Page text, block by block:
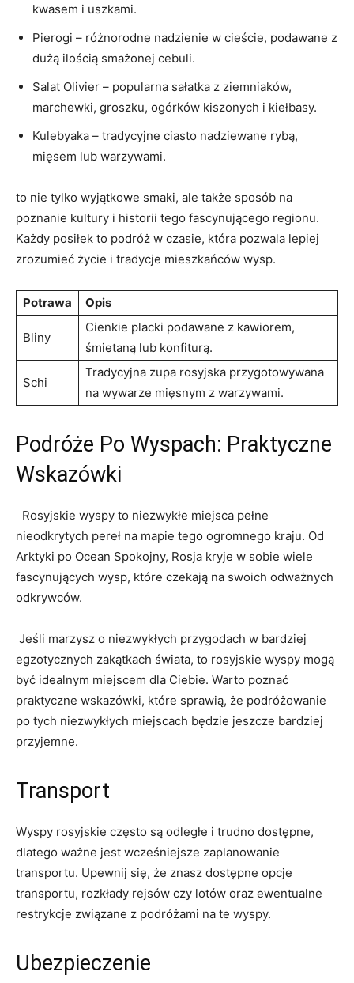
kwasem‌ i uszkami.
Pierogi – ‌różnorodne ‌nadzienie w cieście, podawane z
dużą ilością smażonej⁢ cebuli.
Salat Olivier – popularna sałatka z⁤ ziemniaków,
⁤marchewki, groszku, ogórków kiszonych i kiełbasy.
Kulebyaka – tradycyjne ciasto nadziewane rybą,
mięsem lub warzywami.
to nie tylko wyjątkowe⁤ smaki, ale także sposób na
poznanie kultury i historii tego fascynującego regionu.‌
Każdy posiłek to podróż w czasie, która pozwala ⁢lepiej​
zrozumieć życie i tradycje‍ mieszkańców ​wysp.
Potrawa Opis
Bliny
Cienkie placki podawane z ‌kawiorem,
‌śmietaną lub konfiturą.
Schi
Tradycyjna zupa rosyjska przygotowywana
na ‌wywarze​ mięsnym z warzywami.
Podróże‌ Po Wyspach: Praktyczne
Wskazówki
‌ ‌ Rosyjskie wyspy⁢ to niezwykłe ⁢miejsca pełne
nieodkrytych pereł na mapie‍ tego ogromnego kraju. Od ​
Arktyki⁤ po Ocean Spokojny, Rosja‌ kryje w sobie wiele
fascynujących wysp, które czekają⁣ na swoich odważnych
odkrywców.
⁤ Jeśli⁢ marzysz o niezwykłych przygodach w bardziej
egzotycznych‍ zakątkach świata, to rosyjskie ‌wyspy mogą
być idealnym miejscem dla ‍Ciebie.⁢ Warto poznać
praktyczne wskazówki, ‌które sprawią, że‍ podróżowanie
po tych niezwykłych⁣ miejscach będzie⁢ jeszcze ⁤bardziej
przyjemne.
Transport
Wyspy rosyjskie ⁤często są odległe i trudno⁢ dostępne,
dlatego ⁤ważne jest wcześniejsze zaplanowanie‌
transportu.​ Upewnij ‍się, że​ znasz dostępne opcje
transportu, rozkłady rejsów czy lotów oraz ewentualne
restrykcje związane z podróżami⁣ na te ​wyspy.
Ubezpieczenie